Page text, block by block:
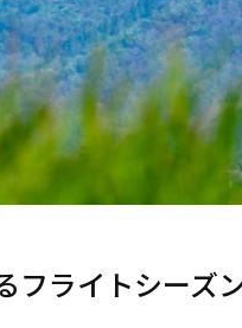
ライトシーズ